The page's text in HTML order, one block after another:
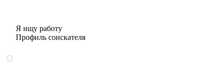
Я ищу работу
Профиль соискателя